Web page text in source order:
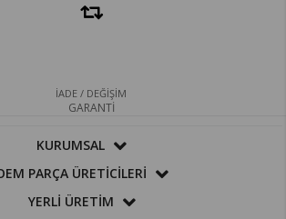
İADE / DEĞİŞİM
GARANTİ
KURUMSAL
PARÇA ÜRETİCİLERİ
YERLİ ÜRETİM